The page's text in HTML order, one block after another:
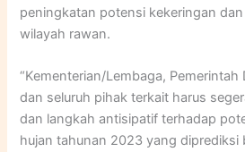
peningkatan potensi kekeringan
wilayah rawan.
“Kementerian/Lembaga, Pemerintah
dan seluruh pihak terkait harus
dan langkah antisipatif terhadap
hujan tahunan 2023 yang diprediksi